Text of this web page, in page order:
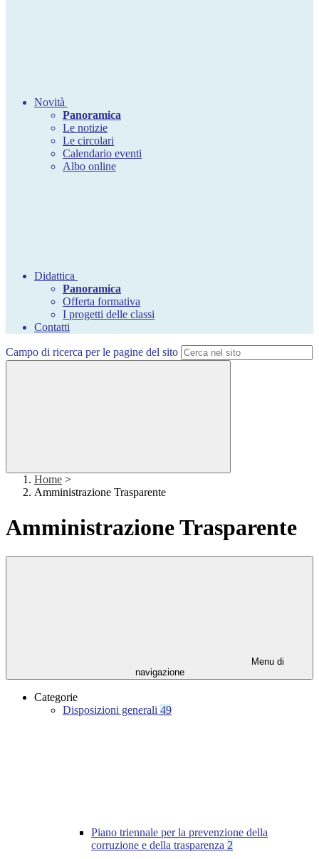
Novità
Panoramica
Le notizie
Le circolari
Calendario eventi
Albo online
Didattica
Panoramica
Offerta formativa
I progetti delle classi
Contatti
Campo di ricerca per le pagine del sito
Home >
Amministrazione Trasparente
Amministrazione Trasparente
Menu di
navigazione
Categorie
Disposizioni generali 49
Piano triennale per la prevenzione della
corruzione e della trasparenza 2